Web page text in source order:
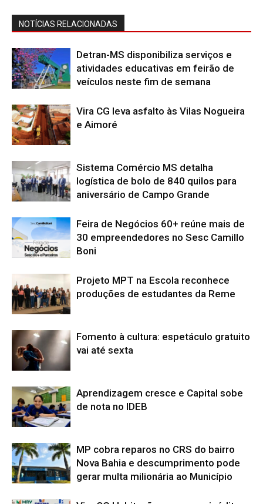
NOTÍCIAS RELACIONADAS
Detran-MS disponibiliza serviços e
atividades educativas em feirão de
veículos neste fim de semana
Vira CG leva asfalto às Vilas Nogueira
e Aimoré
Sistema Comércio MS detalha
logística de bolo de 840 quilos para
aniversário de Campo Grande
Feira de Negócios 60+ reúne mais de
30 empreendedores no Sesc Camillo
Boni
Projeto MPT na Escola reconhece
produções de estudantes da Reme
Fomento à cultura: espetáculo gratuito
vai até sexta
Aprendizagem cresce e Capital sobe
de nota no IDEB
MP cobra reparos no CRS do bairro
Nova Bahia e descumprimento pode
gerar multa milionária ao Município